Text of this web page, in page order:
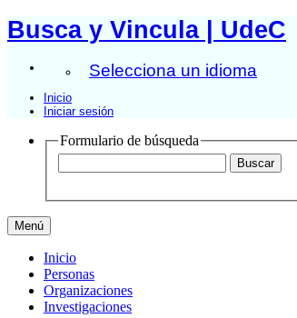
Busca y Vincula | UdeC
Selecciona un idioma
Inicio
Iniciar sesión
Formulario de búsqueda
Menú
Inicio
Personas
Organizaciones
Investigaciones